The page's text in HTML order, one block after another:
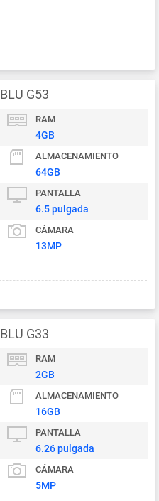
BLU G53
RAM
4GB
ALMACENAMIENTO
64GB
PANTALLA
6.5 pulgada
CÁMARA
13MP
BLU G33
RAM
2GB
ALMACENAMIENTO
16GB
PANTALLA
6.26 pulgada
CÁMARA
5MP